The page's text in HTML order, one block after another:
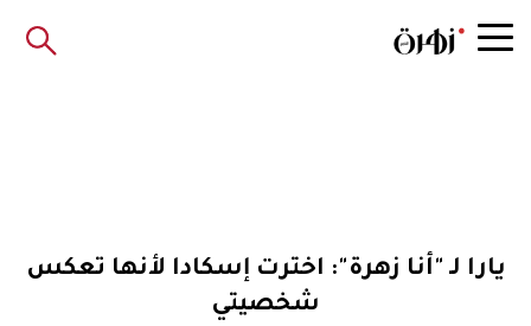
يارا لـ "أنا زهرة": اخترت إسكادا لأنها تعكس
شخصيتي